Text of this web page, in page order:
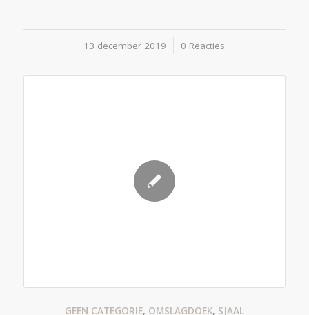
13 december 2019
/ 0 Reacties
GEEN CATEGORIE, OMSLAGDOEK, SJAAL